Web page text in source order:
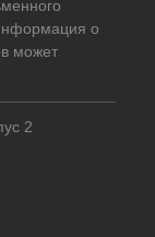
о
может
2